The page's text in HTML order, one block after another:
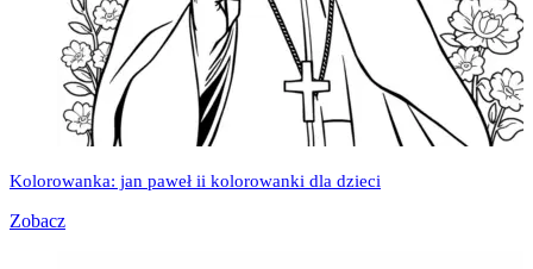
Kolorowanka: jan paweł ii kolorowanki dla dzieci
Zobacz